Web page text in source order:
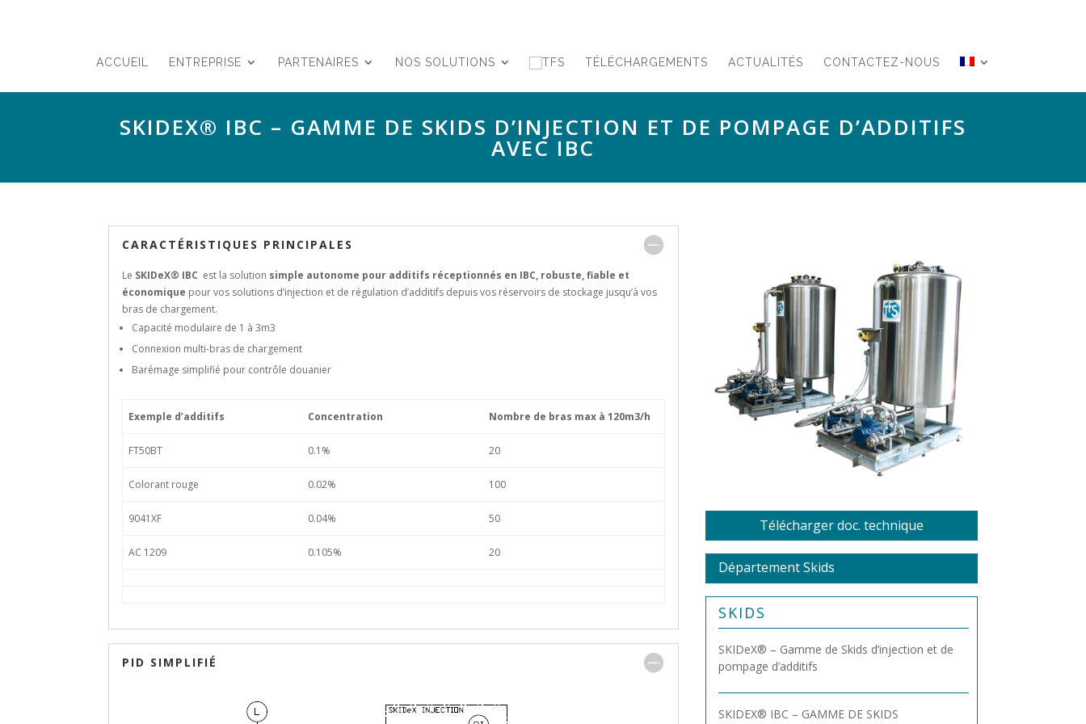
ACCUEIL ENTREPRISE PARTENAIRES NOS SOLUTIONS TÉLÉCHARGEMENTS ACTUALITÉS CONTACTEZ-NOUS
SKIDEX® IBC – GAMME DE SKIDS D’INJECTION ET DE POMPAGE D’ADDITIFS
AVEC IBC
CARACTÉRISTIQUES PRINCIPALES
Le SKIDeX® IBC est la solution simple autonome pour additifs réceptionnés en IBC, robuste, fiable et
économique pour vos solutions d’injection et de régulation d’additifs depuis vos réservoirs de stockage jusqu’à vos
bras de chargement.
Capacité modulaire de 1 à 3m3
Connexion multi-bras de chargement
Barémage simplifié pour contrôle douanier
Exemple d’additifs Concentration Nombre de bras max à 120m3/h
FT50BT 0.1% 20
Colorant rouge 0.02% 100
9041XF 0.04% 50
AC 1209 0.105% 20
PID SIMPLIFIÉ
Télécharger doc. technique
Département Skids
SKIDS
SKIDeX® – Gamme de Skids d’injection et de
pompage d’additifs
SKIDEX® IBC – GAMME DE SKIDS